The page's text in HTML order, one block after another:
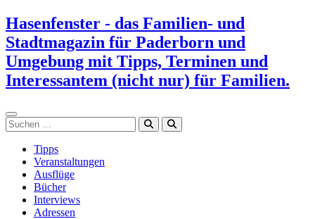
Zum
Inhalt
springen
Hasenfenster - das Familien- und
Stadtmagazin für Paderborn und
Umgebung mit Tipps, Terminen und
Interessantem (nicht nur) für Familien.
Suchen
Tipps
Veranstaltungen
Ausflüge
Bücher
Interviews
Adressen